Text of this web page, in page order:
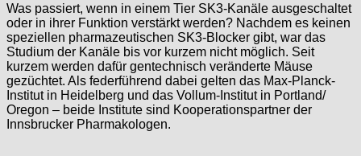
Was passiert, wenn in einem Tier SK3-Kanäle ausgeschaltet
oder in ihrer Funktion verstärkt werden? Nachdem es keinen
speziellen pharmazeutischen SK3-Blocker gibt, war das
Studium der Kanäle bis vor kurzem nicht möglich. Seit
kurzem werden dafür gentechnisch veränderte Mäuse
gezüchtet. Als federführend dabei gelten das Max-Planck-
Institut in Heidelberg und das Vollum-Institut in Portland/
Oregon – beide Institute sind Kooperationspartner der
Innsbrucker Pharmakologen.